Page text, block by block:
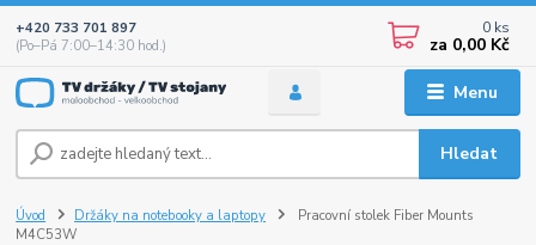
Menu
Hledat
+420 733 701 897
(Po–Pá 7:00–14:30 hod.)
0 ks
za 0,00 Kč
Úvod Držáky na notebooky a laptopy
Pracovní stolek Fiber Mounts
M4C53W